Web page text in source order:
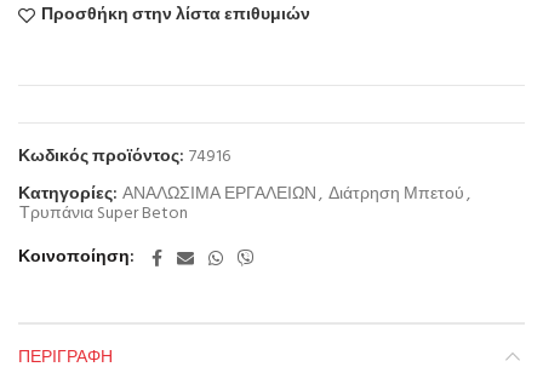
Προσθήκη στην λίστα επιθυμιών
Κωδικός προϊόντος: 74916
Κατηγορίες: ΑΝΑΛΩΣΙΜΑ ΕΡΓΑΛΕΙΩΝ, Διάτρηση Μπετού,
Τρυπάνια Super Beton
Κοινοποίηση
ΠΕΡΙΓΡΑΦΉ